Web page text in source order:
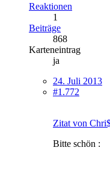
Reaktionen
1
Beiträge
868
Karteneintrag
ja
24. Juli 2013
#1.772
Zitat von
Bitte schön :